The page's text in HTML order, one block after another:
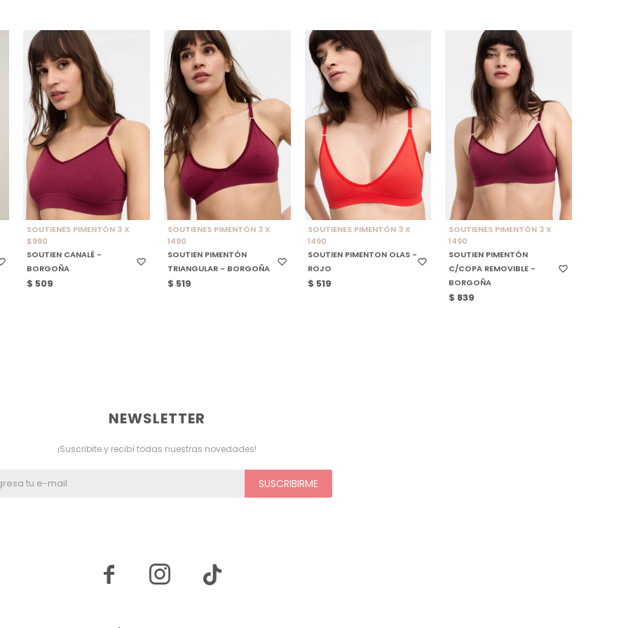
SOUTIENES PIMENTÓN 3 X
$990
SOUTIEN CANALÉ -
BORGOÑA
$ 509
SELECCIONAR TALLE
SOUTIENES PIMENTÓN 3 X
1490
SOUTIEN PIMENTÓN
TRIANGULAR - BORGOÑA
$ 519
SELECCIONAR TALLE
SOUTIENES PIMENTÓN 3 X
1490
SOUTIEN PIMENTON OLAS -
ROJO
$ 519
SOUTIENES PIMENTÓN 3 X
1490
SOUTIEN PIMENTÓN
C/COPA REMOVIBLE -
BORGOÑA
$ 839
NEWSLETTER
¡Suscribite y recibí todas nuestras novedades!
SUSCRIBIRME
 